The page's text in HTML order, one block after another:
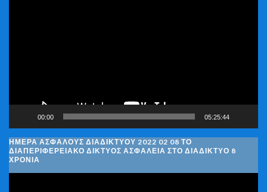
00:00 05:25:44
ΗΜΈΡΑ ΑΣΦΑΛΟΎΣ ΔΙΑΔΙΚΤΎΟΥ 2022 02 08 ΤΟ
ΔΙΑΠΕΡΙΦΕΡΕΙΑΚΌ ΔΊΚΤΥΟΣ ΑΣΦΆΛΕΙΑ ΣΤΟ ΔΙΑΔΊΚΤΥΟ 8
ΧΡΌΝΙΑ